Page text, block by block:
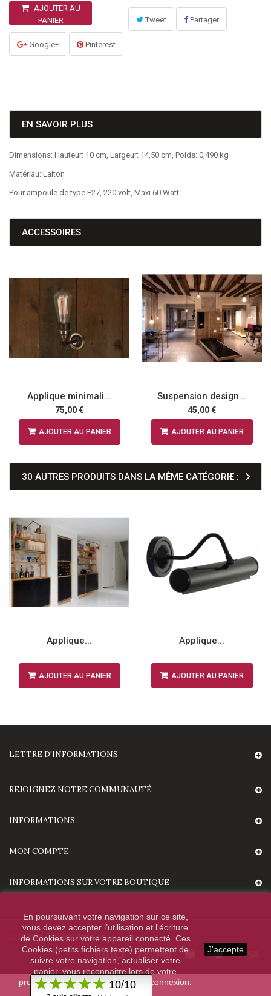
AJOUTER AU
PANIER
Tweet Partager
Google+ Pinterest
EN SAVOIR PLUS
Dimensions: Hauteur: 10 cm, Largeur: 14,50 cm, Poids: 0,490 kg
Matériau: Laiton
Pour ampoule de type E27, 220 volt, Maxi 60 Watt
ACCESSOIRES
Applique minimali...
75,00 €
AJOUTER AU PANIER
Suspension design...
45,00 €
AJOUTER AU PANIER
30 AUTRES PRODUITS DANS LA MÊME CATÉGORIE :
Applique...
AJOUTER AU PANIER
Applique...
AJOUTER AU PANIER
LETTRE D'INFORMATIONS
REJOIGNEZ NOTRE COMMUNAUTÉ
INFORMATIONS
MON COMPTE
INFORMATIONS SUR VOTRE BOUTIQUE
En poursuivant votre navigation sur ce site,
vous devez accepter l’utilisation et l'écriture
de Cookies sur votre appareil connecté. Ces
Cookies (petits fichiers texte) permettent de
suivre votre navigation, actualiser votre
panier, vous reconnaitre lors de votre
prochaine visite et sécuriser votre connexion.
J'accepte
© 2020 - HighTechDiffusion.